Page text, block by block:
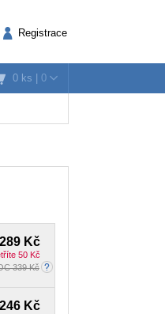
Registrace
0 ks | 0
289 Kč
50 Kč
339 Kč
Kč